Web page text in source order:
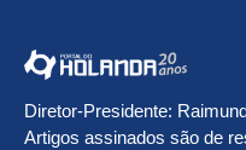
Diretor-Presidente:
Artigos assinados são de